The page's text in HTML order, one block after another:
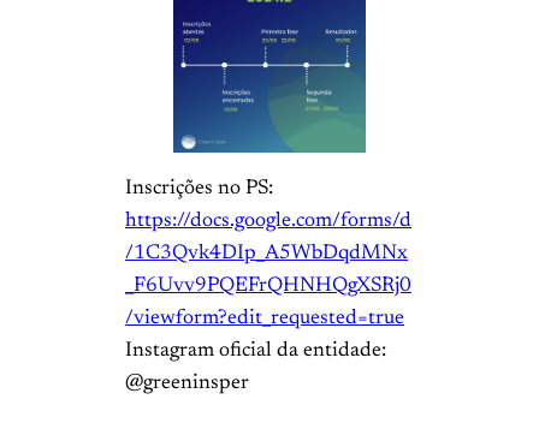
Inscrições no PS:
https://docs.google.com/forms/d
/1C3Qvk4DIp_A5WbDqdMNx
_F6Uvv9PQEFrQHNHQgXSRj0
/viewform?edit_requested=true
Instagram oficial da entidade:
@greeninsper